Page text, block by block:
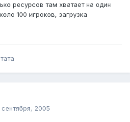
ресурсов там хватает на один
100 игроков, загрузка
сентября, 2005